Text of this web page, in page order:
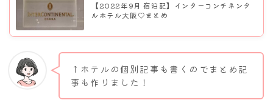
【2022年9月 宿泊記】インターコンチネンタ
ルホテル大阪♡まとめ
↑ホテルの個別記事も書くのでまとめ記
事も作りました！